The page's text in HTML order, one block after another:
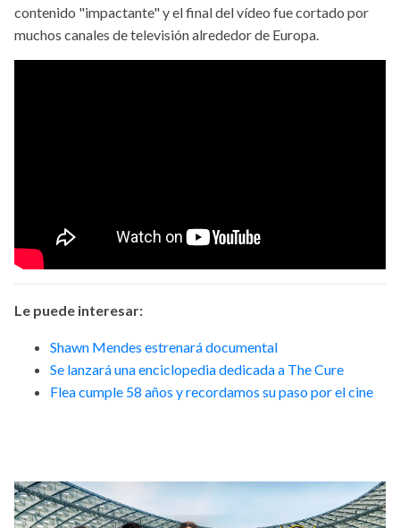
contenido "impactante" y el final del vídeo fue cortado por
muchos canales de televisión alrededor de Europa.
Le puede interesar:
Shawn Mendes estrenará documental
Se lanzará una enciclopedia dedicada a The Cure
Flea cumple 58 años y recordamos su paso por el cine